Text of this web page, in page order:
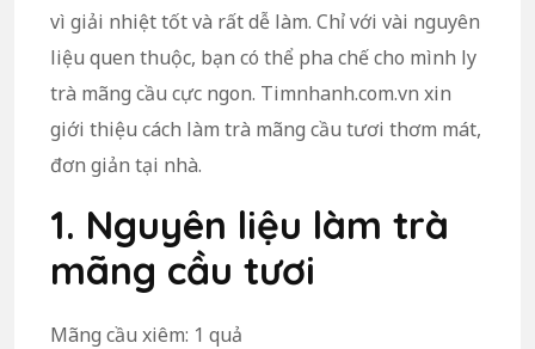
vì giải nhiệt tốt và rất dễ làm. Chỉ với vài nguyên
liệu quen thuộc, bạn có thể pha chế cho mình ly
trà mãng cầu cực ngon. Timnhanh.com.vn xin
giới thiệu cách làm trà mãng cầu tươi thơm mát,
đơn giản tại nhà.
1. Nguyên liệu làm trà
mãng cầu tươi
Mãng cầu xiêm: 1 quả